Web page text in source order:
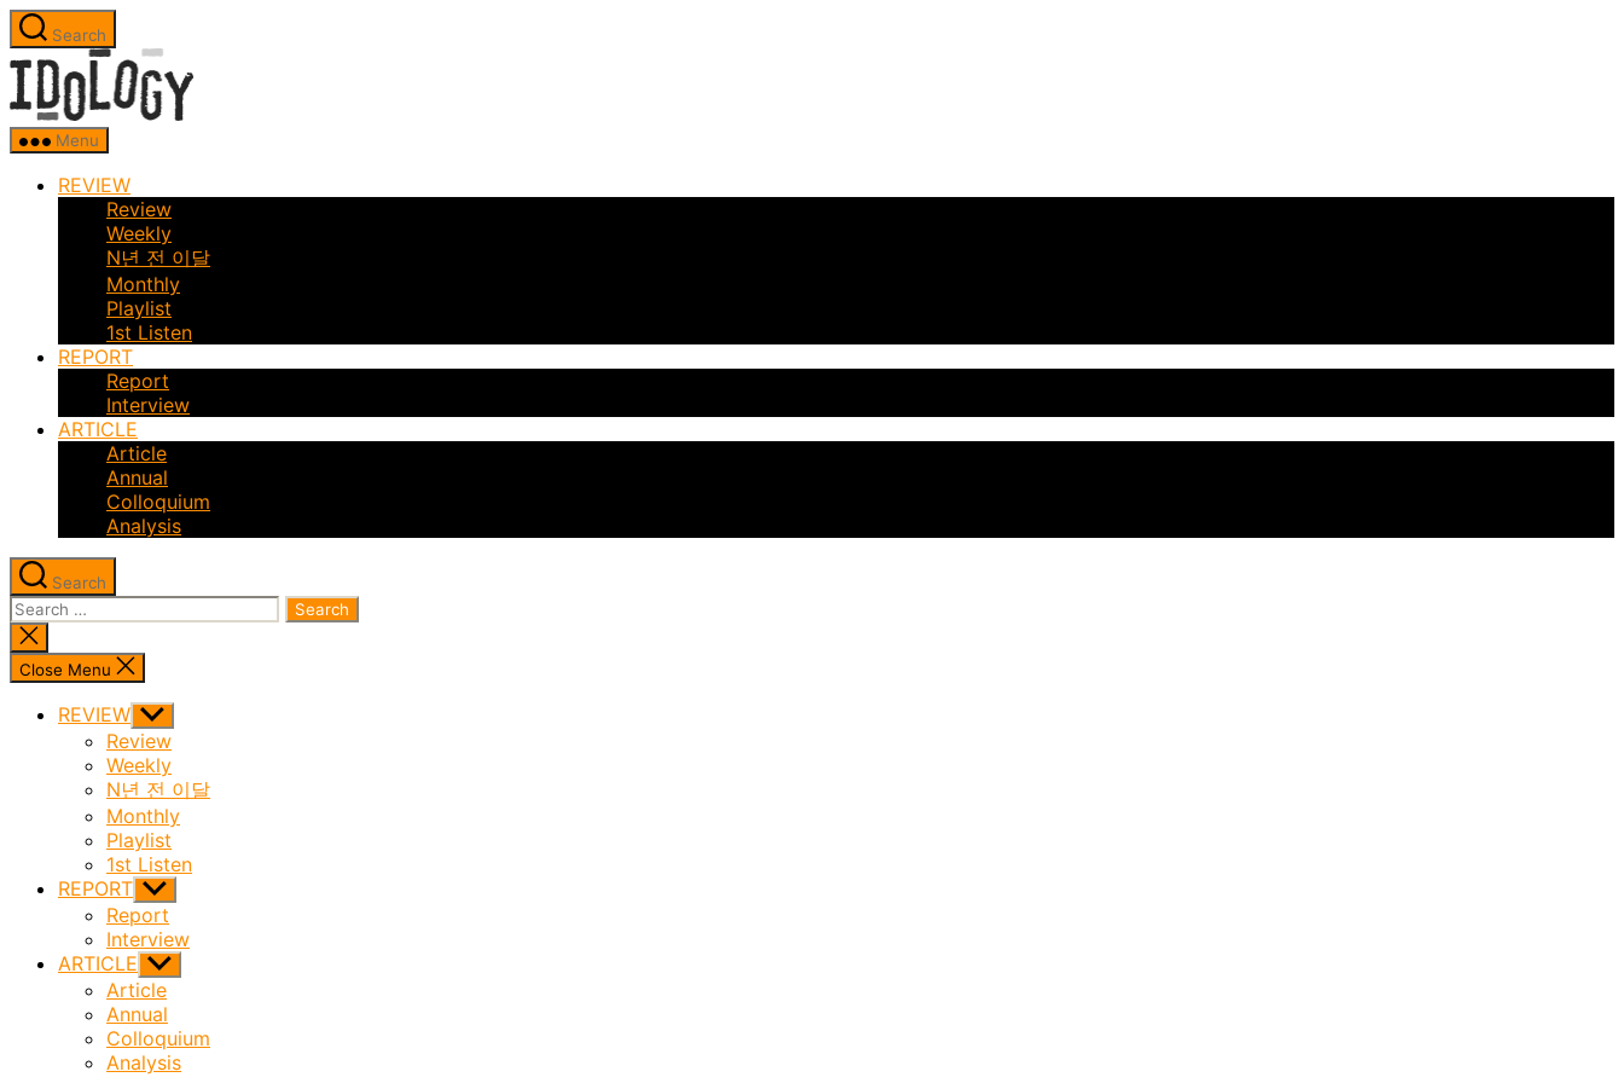
Skip
to
the
content
Search
Menu
REVIEW
Review
Weekly
N년 전 이달
Monthly
Playlist
1st Listen
REPORT
Report
Interview
ARTICLE
Article
Annual
Colloquium
Analysis
Search
Search
for:
Close
search
Close Menu
REVIEW Show
sub
menu
Review
Weekly
N년 전 이달
Monthly
Playlist
1st Listen
REPORT Show
sub
menu
Report
Interview
ARTICLE Show
sub
menu
Article
Annual
Colloquium
Analysis